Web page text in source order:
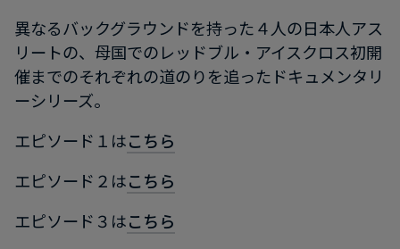
異なるバックグラウンドを持った４人の日本人アス
リートの、母国でのレッドブル・アイスクロス初開
催までのそれぞれの道のりを追ったドキュメンタリ
ーシリーズ。
エピソード１はこちら
エピソード２はこちら
エピソード３はこちら